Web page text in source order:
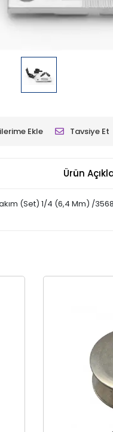
Ekle Tavsiye Et
Ürün
(Set) 1/4 (6,4 Mm) /